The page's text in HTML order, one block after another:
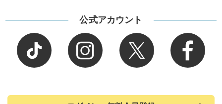
公式アカウント